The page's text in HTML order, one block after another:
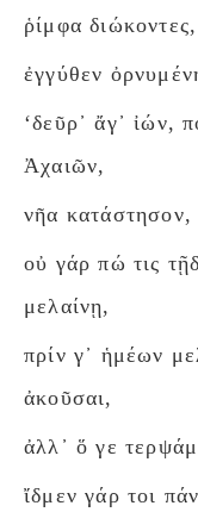
ῥίμφα
ἐγγύθεν
‘δεῦρ᾽ ἄγ᾽ ἰών,
Ἀχαιῶν,
νῆα κατάστησον,
οὐ γάρ πώ τις
μελαίνῃ,
πρίν γ᾽ ἡμέων
ἀκοῦσαι,
ἀλλ᾽ ὅ γε
ἴδμεν γάρ τοι